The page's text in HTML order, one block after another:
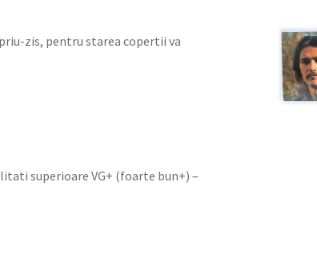
zis, pentru starea copertii va
superioare VG+ (foarte bun+) –